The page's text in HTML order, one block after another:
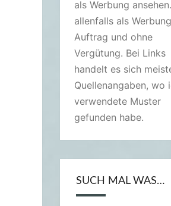
als Werbung
allenfalls als
Auftrag und ohne
Vergütung. Bei Links
handelt es sich
Quellenangaben, wo
verwendete Muster
gefunden habe.
SUCH MAL WAS…